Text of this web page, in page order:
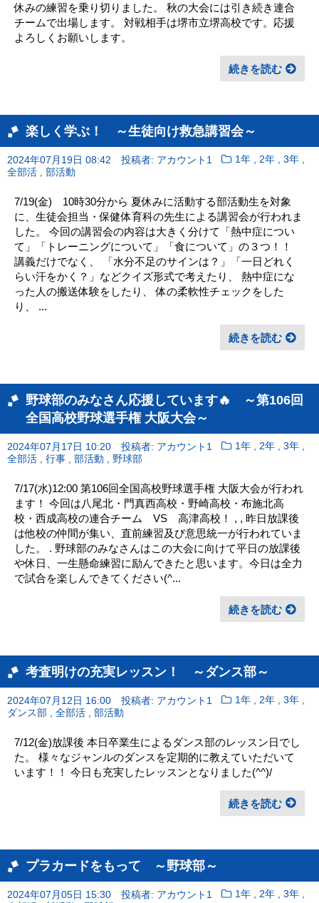
休みの練習を乗り切りました。 秋の大会には引き続き連合
チームで出場します。 対戦相手は堺市立堺高校です。応援
よろしくお願いします。
続きを読む
楽しく学ぶ！ ～生徒向け救急講習会～
2024年07月19日 08:42 投稿者: アカウント1 1年 ,2年 ,3年 ,
全部活 , 部活動
7/19(金) 10時30分から 夏休みに活動する部活動生を対象
に、生徒会担当・保健体育科の先生による講習会が行われま
した。 今回の講習会の内容は大きく分けて「熱中症につい
て」「トレーニングについて」「食について」の３つ！！
講義だけでなく、 「水分不足のサインは？」「一日どれく
らい汗をかく？」などクイズ形式で考えたり、 熱中症にな
った人の搬送体験をしたり、 体の柔軟性チェックをした
り、 ...
続きを読む
野球部のみなさん応援しています🔥 ～第106回
全国高校野球選手権 大阪大会～
2024年07月17日 10:20 投稿者: アカウント1 1年 ,2年 ,3年 ,
全部活 , 行事 , 部活動 , 野球部
7/17(水)12:00 第106回全国高校野球選手権 大阪大会が行われ
ます！ 今回は八尾北・門真西高校・野崎高校・布施北高
校・西成高校の連合チーム VS 高津高校！ , , 昨日放課後
は他校の仲間が集い、直前練習及び意思統一が行われていま
した。 . 野球部のみなさんはこの大会に向けて平日の放課後
や休日、一生懸命練習に励んできたと思います。今日は全力
で試合を楽しんできてください(^...
続きを読む
考査明けの充実レッスン！ ～ダンス部～
2024年07月12日 16:00 投稿者: アカウント1 1年 ,2年 ,3年 ,
ダンス部 , 全部活 , 部活動
7/12(金)放課後 本日卒業生によるダンス部のレッスン日でし
た。 様々なジャンルのダンスを定期的に教えていただいて
います！！ 今日も充実したレッスンとなりました(^^)/
続きを読む
プラカードをもって ～野球部～
2024年07月05日 15:30 投稿者: アカウント1 1年 ,2年 ,3年 ,